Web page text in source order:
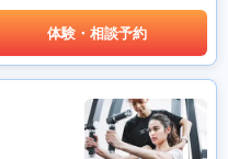
体験・相談予約